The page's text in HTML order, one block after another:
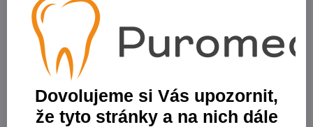
103 Kč
bez DPH
Varianta:
Euronda savky fialové, 100 ks
Skladové číslo:
Na objednávku
115 Kč
103 Kč
85,12 Kč bez DPH
Dovolujeme si Vás upozornit,
že tyto stránky a na nich dále